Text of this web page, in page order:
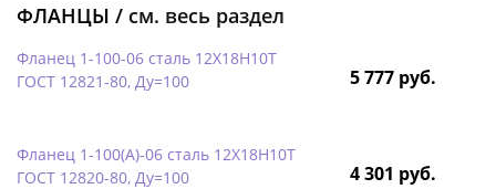
ФЛАНЦЫ / см. весь раздел
Фланец 1-100-06 сталь 12Х18Н10Т
ГОСТ 12821-80, Ду=100
5 777 руб.
Фланец 1-100(А)-06 сталь 12Х18Н10Т
ГОСТ 12820-80, Ду=100
4 301 руб.